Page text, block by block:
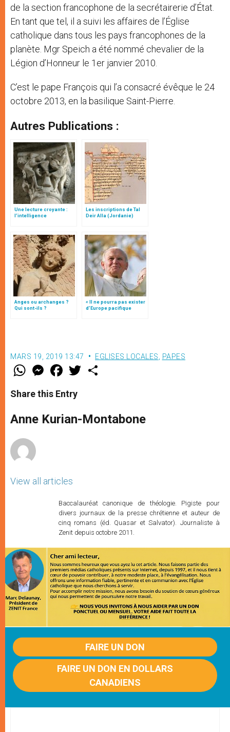
de la section francophone de la secrétairerie d’État.
En tant que tel, il a suivi les affaires de l’Église
catholique dans tous les pays francophones de la
planète. Mgr Speich a été nommé chevalier de la
Légion d’Honneur le 1er janvier 2010.
C’est le pape François qui l’a consacré évêque le 24
octobre 2013, en la basilique Saint-Pierre.
Autres Publications :
Une lecture croyante :
l’intelligence
Les inscriptions de Tal
Deir Alla (Jordanie)
Anges ou archanges ?
Qui sont-ils ?
« Il ne pourra pas exister
d’Europe pacifique
MARS 19, 2019 13:47 EGLISES LOCALES PAPES
W
t
s
p
p
M
e
s
e
g
e
F
a
e
b
o
k
w
r
Share this Entry
Anne Kurian-Montabone
View all articles
Baccalauréat canonique de théologie. Pigiste pour
divers journaux de la presse chrétienne et auteur de
cinq romans (éd. Quasar et Salvator). Journaliste à
Zenit depuis octobre 2011.
FAIRE UN DON
FAIRE UN DON EN DOLLARS
CANADIENS